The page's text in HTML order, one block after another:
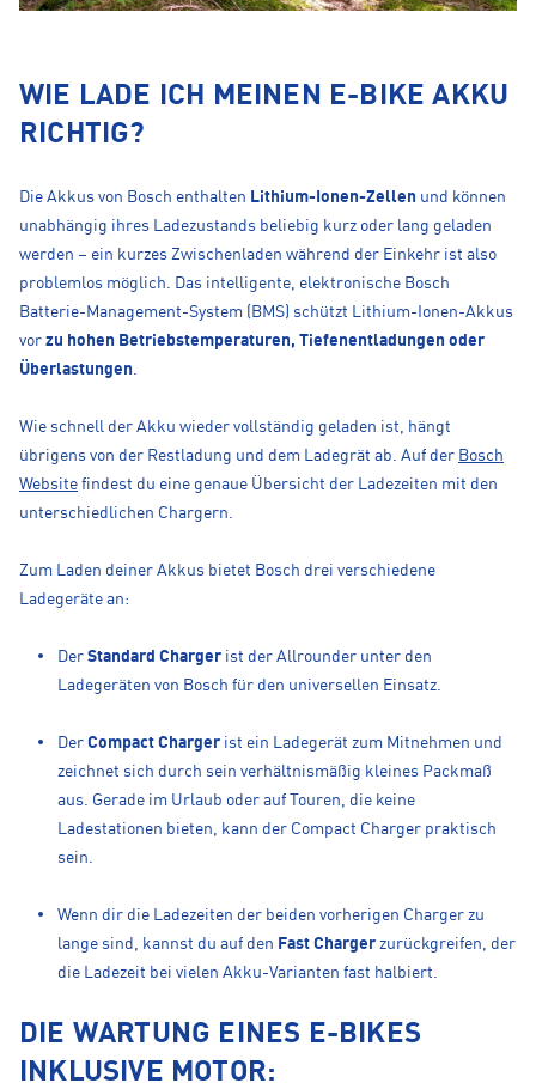
WIE LADE ICH MEINEN E-BIKE AKKU
RICHTIG?
Die Akkus von Bosch enthalten Lithium-Ionen-Zellen und können
unabhängig ihres Ladezustands beliebig kurz oder lang geladen
werden – ein kurzes Zwischenladen während der Einkehr ist also
problemlos möglich. Das intelligente, elektronische Bosch
Batterie-Management-System (BMS) schützt Lithium-Ionen-Akkus
vor zu hohen Betriebstemperaturen, Tiefenentladungen oder
Überlastungen.
Wie schnell der Akku wieder vollständig geladen ist, hängt
übrigens von der Restladung und dem Ladegrät ab. Auf der Bosch
Website findest du eine genaue Übersicht der Ladezeiten mit den
unterschiedlichen Chargern.
Zum Laden deiner Akkus bietet Bosch drei verschiedene
Ladegeräte an:
Der Standard Chargerist der Allrounder unter den
Ladegeräten von Bosch für den universellen Einsatz.
Der Compact Chargerist ein Ladegerät zum Mitnehmen und
zeichnet sich durch sein verhältnismäßig kleines Packmaß
aus. Gerade im Urlaub oder auf Touren, die keine
Ladestationen bieten, kann der Compact Charger praktisch
sein.
Wenn dir die Ladezeiten der beiden vorherigen Charger zu
lange sind, kannst du auf den Fast Chargerzurückgreifen, der
die Ladezeit bei vielen Akku-Varianten fast halbiert.
DIE WARTUNG EINES E-BIKES
INKLUSIVE MOTOR: